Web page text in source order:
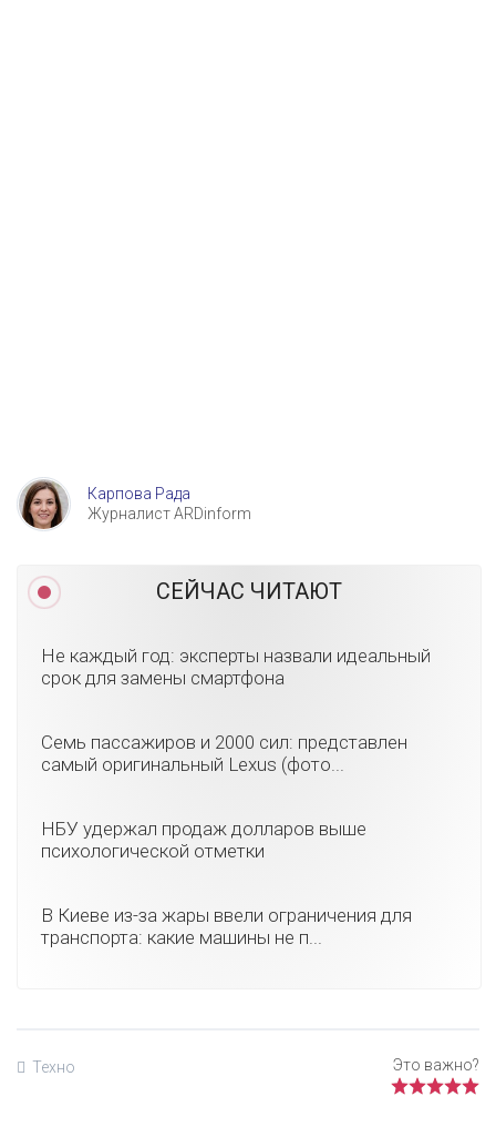
Карпова Рада
Журналист ARDinform
СЕЙЧАС ЧИТАЮТ
Не каждый год: эксперты назвали идеальный
срок для замены смартфона
Семь пассажиров и 2000 сил: представлен
самый оригинальный Lexus (фото...
НБУ удержал продаж долларов выше
психологической отметки
В Киеве из-за жары ввели ограничения для
транспорта: какие машины не п...
Техно